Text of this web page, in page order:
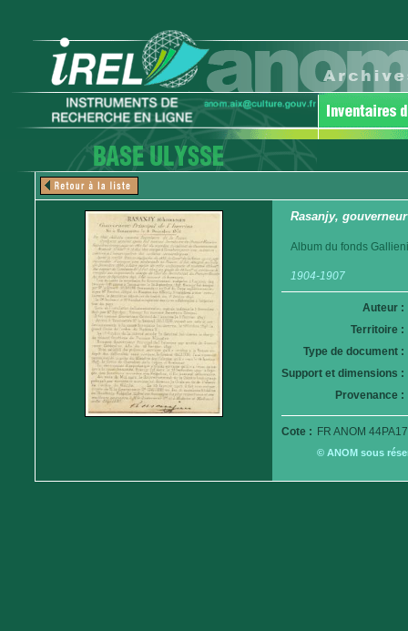
Rasanjy,
Album du fonds
1904-1907
Auteur :
Territoire :
Type de document :
Support et dimensions :
Provenance :
Cote : FR ANOM
© ANOM sous